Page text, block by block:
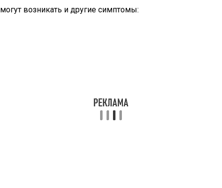
могут возникать и другие симптомы: